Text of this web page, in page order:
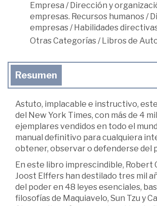
Empresa / Dirección y
empresas. Recursos humanos/
empresas/ Habilidades
Otras Categorías/ Libros de
Resumen
Astuto, implacable e instructivo,
del New York Times, con más de 4
ejemplares vendidos en todo el
manual definitivo para cualquiera
obtener, observar o defenderse del
En este libro imprescindible, Robert
Joost Elffers han destilado tres mil
del poder en 48 leyes esenciales,
filosofías de Maquiavelo, Sun Tzu y